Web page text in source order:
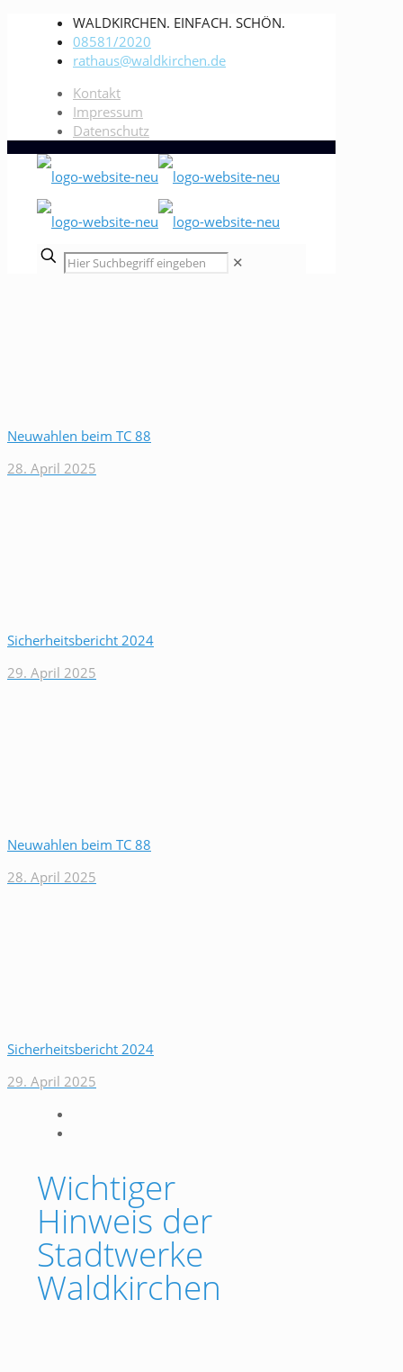
WALDKIRCHEN. EINFACH. SCHÖN.
08581/2020
rathaus@waldkirchen.de
Kontakt
Impressum
Datenschutz
✕
Neuwahlen beim TC 88
28. April 2025
Sicherheitsbericht 2024
29. April 2025
Neuwahlen beim TC 88
28. April 2025
Sicherheitsbericht 2024
29. April 2025
Wichtiger
Hinweis der
Stadtwerke
Waldkirchen